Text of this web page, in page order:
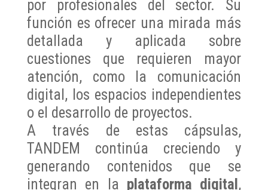
por profesionales del sector. Su
función es ofrecer una mirada más
detallada y aplicada sobre
cuestiones que requieren mayor
atención, como la comunicación
digital, los espacios independientes
o el desarrollo de proyectos.
A través de estas cápsulas,
TANDEM continúa creciendo y
generando contenidos que se
integran en la plataforma digital ,